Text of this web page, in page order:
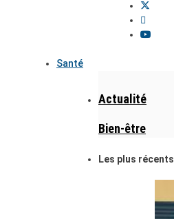
Santé
Actualité
Bien-être
Les plus récents